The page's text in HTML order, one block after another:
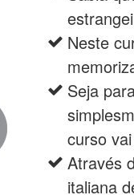
Neste
Seja
curso
Através
italiana